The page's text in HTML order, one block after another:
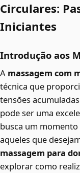
Circulares:
Iniciantes
Introdução aos
A massagem com
técnica que
tensões
pode ser uma
busca um
aqueles que
massagem para
explorar como